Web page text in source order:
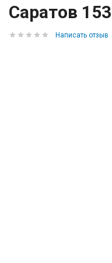
Саратов
Написать отзыв